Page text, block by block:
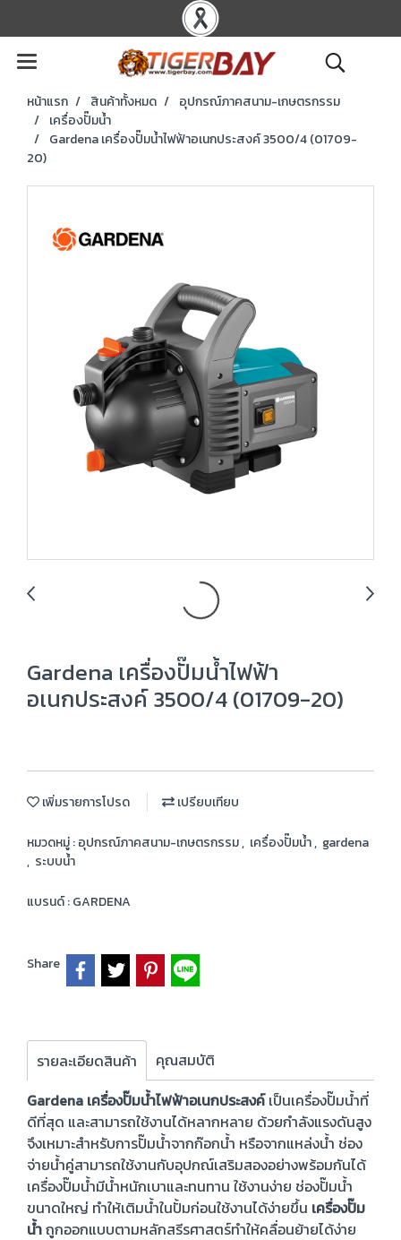
หน้าแรก สินค้าทั้งหมด
อุปกรณ์ภาคสนาม-เกษตรกรรม
เครื่องปั๊มน้ำ
Gardena เครื่องปั๊มน้ำไฟฟ้าอเนกประสงค์ 3500/4 (01709-
20)
Gardena เครื่องปั๊มน้ำไฟฟ้า
อเนกประสงค์ 3500/4 (01709-20)
เพิ่มรายการโปรด เปรียบเทียบ
หมวดหมู่ :อุปกรณ์ภาคสนาม-เกษตรกรรม, เครื่องปั๊มน้ำ, gardena
, ระบบน้ำ
แบรนด์ :GARDENA
Share
รายละเอียดสินค้า
คุณสมบัติ
Gardena เครื่องปั๊มน้ำไฟฟ้าอเนกประสงค์เป็นเครื่องปั๊มน้ำที่
ดีที่สุด และสามารถใช้งานได้หลากหลาย ด้วยกำลังแรงดันสูง
จึงเหมาะสำหรับการปั๊มน้ำจากก๊อกน้ำ หรือจากแหล่งน้ำ ช่อง
จ่ายน้ำคู่สามารถใช้งานกับอุปกณ์เสริมสองอย่างพร้อมกันได้
เครื่องปั๊มน้ำมีน้ำหนักเบาและทนทาน ใช้งานง่าย ช่องปั๊มน้ำ
ขนาดใหญ่ ทำให้เติมน้ำในปั้มก่อนใช้งานได้ง่ายขึ้น เครื่องปั๊ม
น้ำถูกออกแบบตามหลักสรีรศาสตร์ทำให้คลื่อนย้ายได้ง่าย